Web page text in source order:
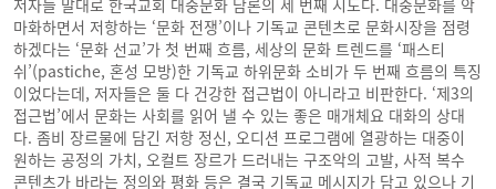
마화하면서 저항하는 ‘문화 전쟁’이나 기독교 콘텐츠로 문화시장을 점령
하겠다는 ‘문화 선교’가 첫 번째 흐름, 세상의 문화 트렌드를 ‘패스티
쉬’(pastiche, 혼성 모방)한 기독교 하위문화 소비가 두 번째 흐름의 특징
이었다는데, 저자들은 둘 다 건강한 접근법이 아니라고 비판한다. ‘제3의
접근법’에서 문화는 사회를 읽어 낼 수 있는 좋은 매개체요 대화의 상대
다. 좀비 장르물에 담긴 저항 정신, 오디션 프로그램에 열광하는 대중이
원하는 공정의 가치, 오컬트 장르가 드러내는 구조악의 고발, 사적 복수
콘텐츠가 바라는 정의와 평화 등은 결국 기독교 메시지가 담고 있으나 기